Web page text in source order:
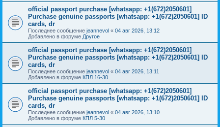
official passport purchase [whatsapp: +1(672)2050601]
Purchase genuine passports [whatsapp: +1(672)2050601] ID
cards, dr
Последнее сообщение jeannevol « 04 авг 2026, 13:12
Добавлено в форуме Другое
official passport purchase [whatsapp: +1(672)2050601]
Purchase genuine passports [whatsapp: +1(672)2050601] ID
cards, dr
Последнее сообщение jeannevol « 04 авг 2026, 13:11
Добавлено в форуме КПЛ 16-30
official passport purchase [whatsapp: +1(672)2050601]
Purchase genuine passports [whatsapp: +1(672)2050601] ID
cards, dr
Последнее сообщение jeannevol « 04 авг 2026, 13:10
Добавлено в форуме КПЛ 5-30